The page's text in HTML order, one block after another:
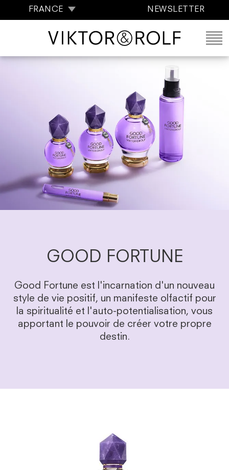
FRANCE NEWSLETTER
GOOD FORTUNE
Good Fortune est l'incarnation d'un nouveau
style de vie positif, un manifeste olfactif pour
la spiritualité et l'auto-potentialisation, vous
apportant le pouvoir de créer votre propre
destin.